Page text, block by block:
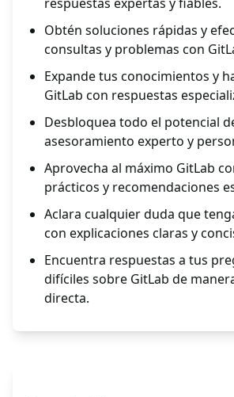
respuestas expertas y fiables.
Obtén soluciones rápidas y
consultas y problemas con
Expande tus conocimientos y
GitLab con respuestas
Desbloquea todo el potencial
asesoramiento experto y
Aprovecha al máximo GitLab
prácticos y recomendaciones
Aclara cualquier duda que
con explicaciones claras y
Encuentra respuestas a tus
difíciles sobre GitLab de
directa.